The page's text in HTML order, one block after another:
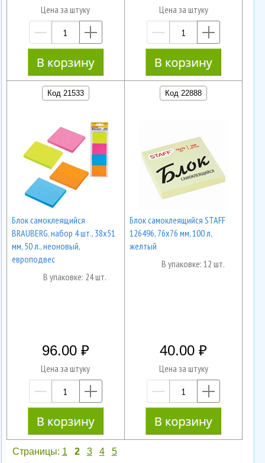
Цена за штуку
—
Цена за штуку
—
Код 21533
Блок самоклеящийся
BRAUBERG, набор 4 шт., 38х51
мм, 50 л., неоновый,
европодвес
В упаковке: 24 шт.
96.00
Цена за штуку
—
Код 22888
Блок самоклеящийся STAFF
126496, 76х76 мм, 100 л,
желтый
В упаковке: 12 шт.
40.00
Цена за штуку
—
Страницы: 1 2 3 4 5